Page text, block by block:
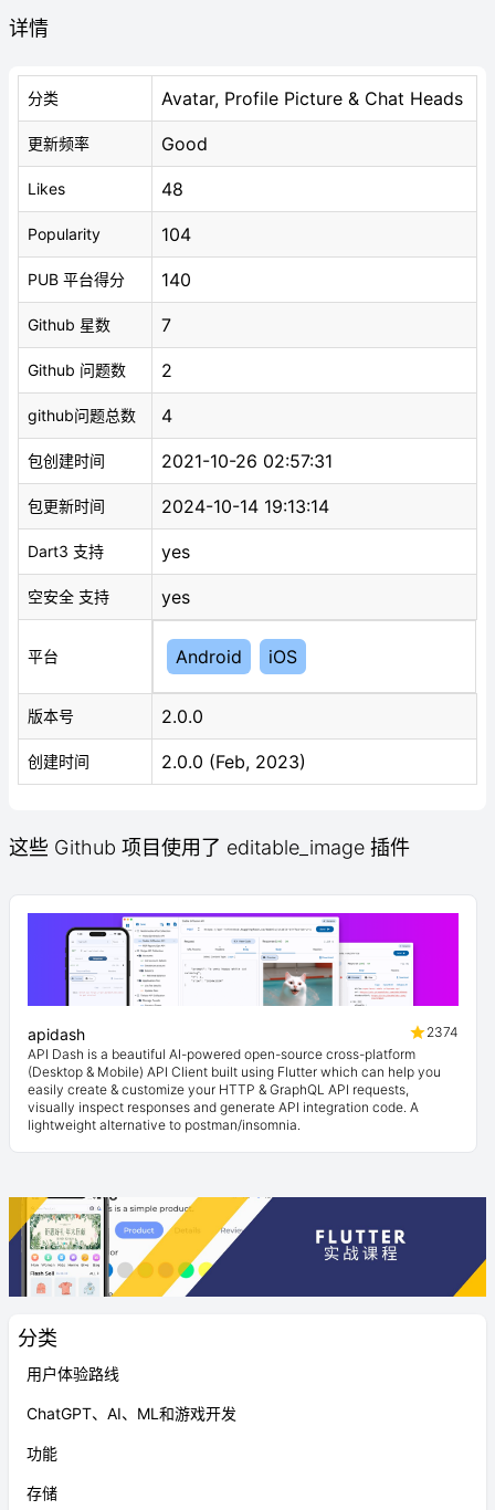
分类
用户体验路线
ChatGPT、AI、ML和游戏开发
功能
存储
详情
分类 Avatar, Profile Picture & Chat Heads
更新频率 Good
Likes 48
Popularity 104
PUB 平台得分 140
Github 星数 7
Github 问题数 2
github问题总数 4
包创建时间 2021-10-26 02:57:31
包更新时间 2024-10-14 19:13:14
Dart3 支持 yes
空安全 支持 yes
平台 Android iOS
版本号 2.0.0
创建时间 2.0.0 (Feb, 2023)
这些 Github 项目使用了 editable_image 插件
apidash
2374
API Dash is a beautiful AI-powered open-source cross-platform
(Desktop & Mobile) API Client built using Flutter which can help you
easily create & customize your HTTP & GraphQL API requests,
visually inspect responses and generate API integration code. A
lightweight alternative to postman/insomnia.